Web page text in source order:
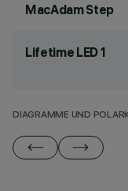
MacAdam Step
Lifetime LED 1
DIAGRAMME UND